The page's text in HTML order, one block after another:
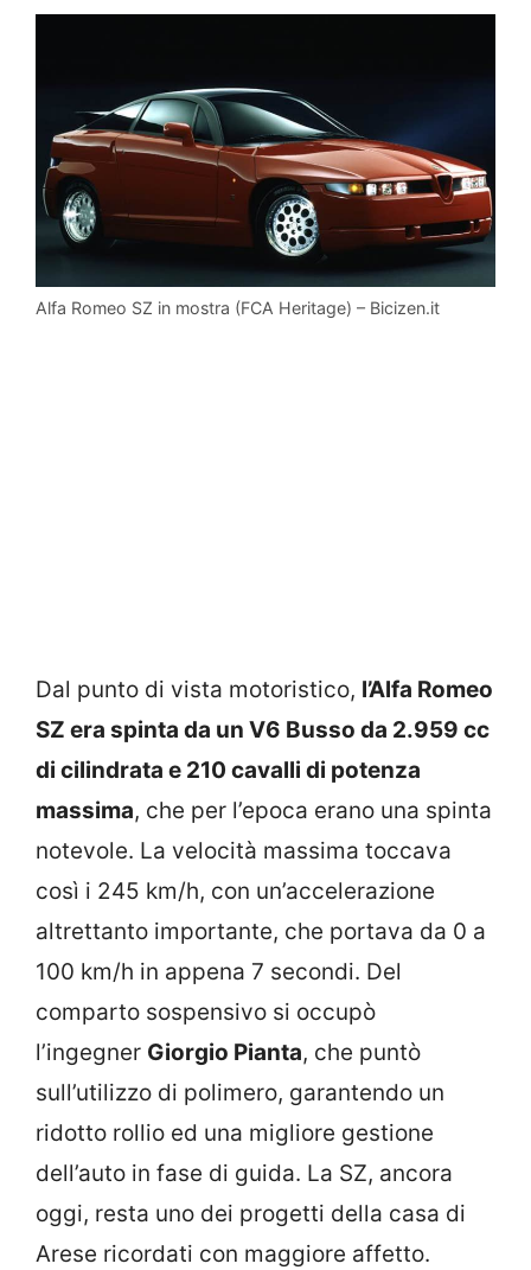
Alfa Romeo SZ in mostra (FCA Heritage) – Bicizen.it
Dal punto di vista motoristico, l’Alfa Romeo
SZ era spinta da un V6 Busso da 2.959 cc
di cilindrata e 210 cavalli di potenza
massima, che per l’epoca erano una spinta
notevole. La velocità massima toccava
così i 245 km/h, con un’accelerazione
altrettanto importante, che portava da 0 a
100 km/h in appena 7 secondi. Del
comparto sospensivo si occupò
l’ingegner Giorgio Pianta, che puntò
sull’utilizzo di polimero, garantendo un
ridotto rollio ed una migliore gestione
dell’auto in fase di guida. La SZ, ancora
oggi, resta uno dei progetti della casa di
Arese ricordati con maggiore affetto.